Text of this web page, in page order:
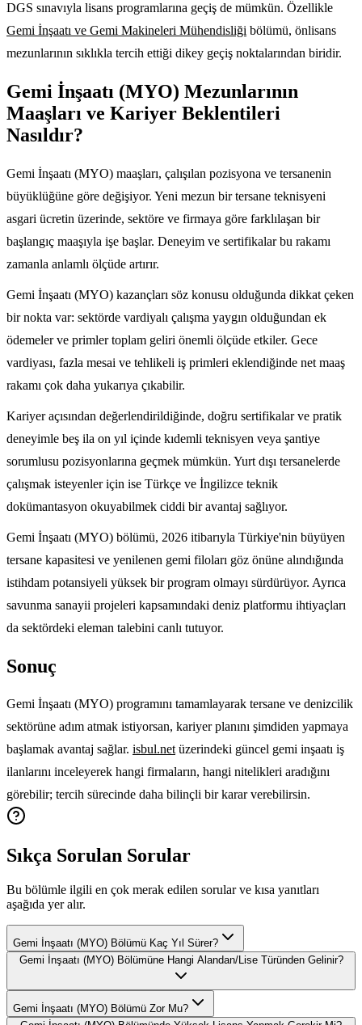
DGS sınavıyla lisans programlarına geçiş de mümkün. Özellikle
Gemi İnşaatı ve Gemi Makineleri Mühendisliği bölümü, önlisans
mezunlarının sıklıkla tercih ettiği dikey geçiş noktalarından biridir.
Gemi İnşaatı (MYO) Mezunlarının
Maaşları ve Kariyer Beklentileri
Nasıldır?
Gemi İnşaatı (MYO) maaşları, çalışılan pozisyona ve tersanenin
büyüklüğüne göre değişiyor. Yeni mezun bir tersane teknisyeni
asgari ücretin üzerinde, sektöre ve firmaya göre farklılaşan bir
başlangıç maaşıyla işe başlar. Deneyim ve sertifikalar bu rakamı
zamanla anlamlı ölçüde artırır.
Gemi İnşaatı (MYO) kazançları söz konusu olduğunda dikkat çeken
bir nokta var: sektörde vardiyalı çalışma yaygın olduğundan ek
ödemeler ve primler toplam geliri önemli ölçüde etkiler. Gece
vardiyası, fazla mesai ve tehlikeli iş primleri eklendiğinde net maaş
rakamı çok daha yukarıya çıkabilir.
Kariyer açısından değerlendirildiğinde, doğru sertifikalar ve pratik
deneyimle beş ila on yıl içinde kıdemli teknisyen veya şantiye
sorumlusu pozisyonlarına geçmek mümkün. Yurt dışı tersanelerde
çalışmak isteyenler için ise Türkçe ve İngilizce teknik
dokümantasyon okuyabilmek ciddi bir avantaj sağlıyor.
Gemi İnşaatı (MYO) bölümü, 2026 itibarıyla Türkiye'nin büyüyen
tersane kapasitesi ve yenilenen gemi filoları göz önüne alındığında
istihdam potansiyeli yüksek bir program olmayı sürdürüyor. Ayrıca
savunma sanayii projeleri kapsamındaki deniz platformu ihtiyaçları
da sektördeki eleman talebini canlı tutuyor.
Sonuç
Gemi İnşaatı (MYO) programını tamamlayarak tersane ve denizcilik
sektörüne adım atmak istiyorsan, kariyer planını şimdiden yapmaya
başlamak avantaj sağlar. isbul.netüzerindeki güncel gemi inşaatı iş
ilanlarını inceleyerek hangi firmaların, hangi nitelikleri aradığını
görebilir; tercih sürecinde daha bilinçli bir karar verebilirsin.
Sıkça Sorulan Sorular
Bu bölümle ilgili en çok merak edilen sorular ve kısa yanıtları
aşağıda yer alır.
Gemi İnşaatı (MYO) Bölümü Kaç Yıl Sürer?
Gemi İnşaatı (MYO) Bölümüne Hangi Alandan/Lise Türünden Gelinir?
Gemi İnşaatı (MYO) Bölümü Zor Mu?